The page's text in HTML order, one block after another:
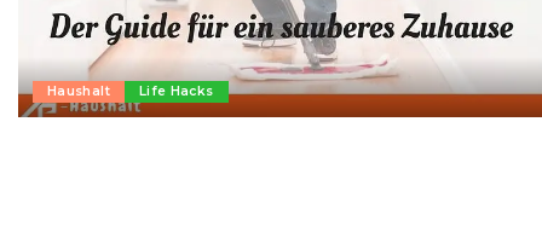
Haushalt Life Hacks